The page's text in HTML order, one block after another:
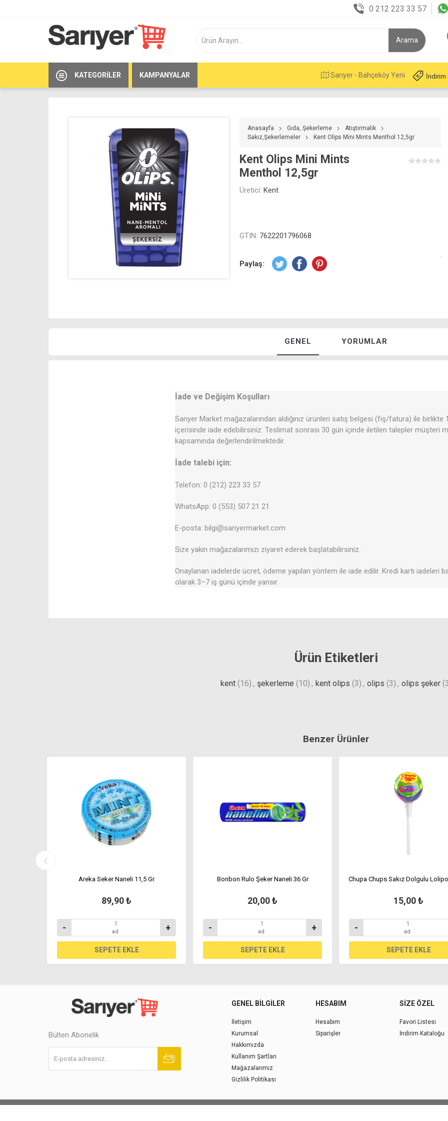
0 212 223 33 57
KATEGORILER KAMPANYALAR Sarıyer - Bahçeköy Yeni İndirim
Anasayfa Gıda, Şekerleme
Atıştırmalık
Sakız,Şekerlemeler
Kent Olips Mini Mints Menthol 12,5gr
Kent Olips Mini Mints
Menthol 12,5gr
Üretici: Kent
GTIN: 7622201796068
Paylaş:
GENEL YORUMLAR
İade ve Değişim Koşulları
Sarıyer Market mağazalarından aldığınız ürünleri satış belgesi (fiş/fatura) ile birlikte
içerisinde iade edebilirsiniz. Teslimat sonrası 30 gün içinde iletilen talepler müşteri
kapsamında değerlendirilmektedir.
İade talebi için:
Telefon: 0 (212) 223 33 57
WhatsApp: 0 (553) 507 21 21
E-posta: bilgi@sariyermarket.com
Size yakın mağazalarımızı ziyaret ederek başlatabilirsiniz.
Onaylanan iadelerde ücret, ödeme yapılan yöntem ile iade edilir. Kredi kartı iadeleri
olarak 3–7 iş günü içinde yansır.
Ürün Etiketleri
kent (16) , şekerleme (10) , kent olips (3) , olips (3) , olips şeker
Benzer Ürünler
Areka Seker Naneli 11,5 Gr
89,90 ₺
- ad +
Bonbon Rulo Şeker Naneli 36 Gr
20,00 ₺
- ad +
Chupa Chups Sakız Dolgulu
15,00 ₺
- ad
Bülten Abonelik
GENEL BILGILER
İletişim
Kurumsal
Hakkımızda
Kullanım Şartları
Mağazalarımız
Gizlilik Politikası
HESABIM
Hesabım
Siparişler
SIZE ÖZEL
Favori Listesi
İndirim Kataloğu